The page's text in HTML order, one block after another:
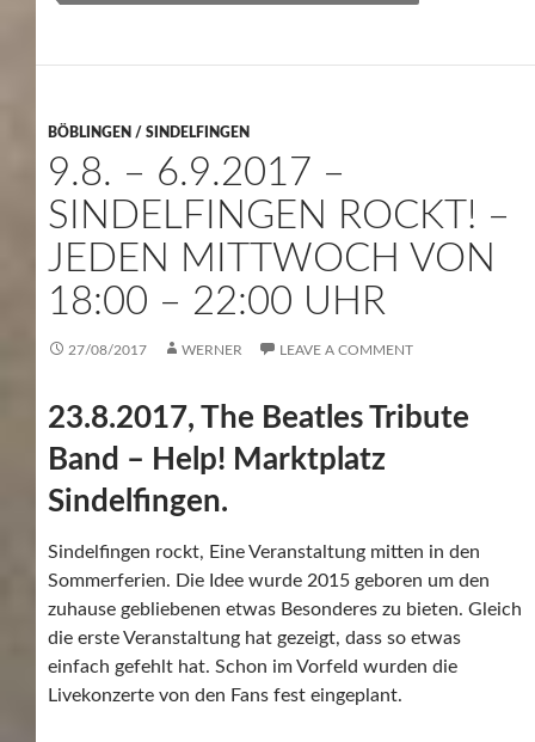
BÖBLINGEN / SINDELFINGEN
9.8. – 6.9.2017 –
SINDELFINGEN ROCKT! –
JEDEN MITTWOCH VON
18:00 – 22:00 UHR
27/08/2017 WERNER LEAVE A COMMENT
23.8.2017, The Beatles Tribute
Band – Help! Marktplatz
Sindelfingen.
Sindelfingen rockt, Eine Veranstaltung mitten in den
Sommerferien. Die Idee wurde 2015 geboren um den
zuhause gebliebenen etwas Besonderes zu bieten. Gleich
die erste Veranstaltung hat gezeigt, dass so etwas
einfach gefehlt hat. Schon im Vorfeld wurden die
Livekonzerte von den Fans fest eingeplant.